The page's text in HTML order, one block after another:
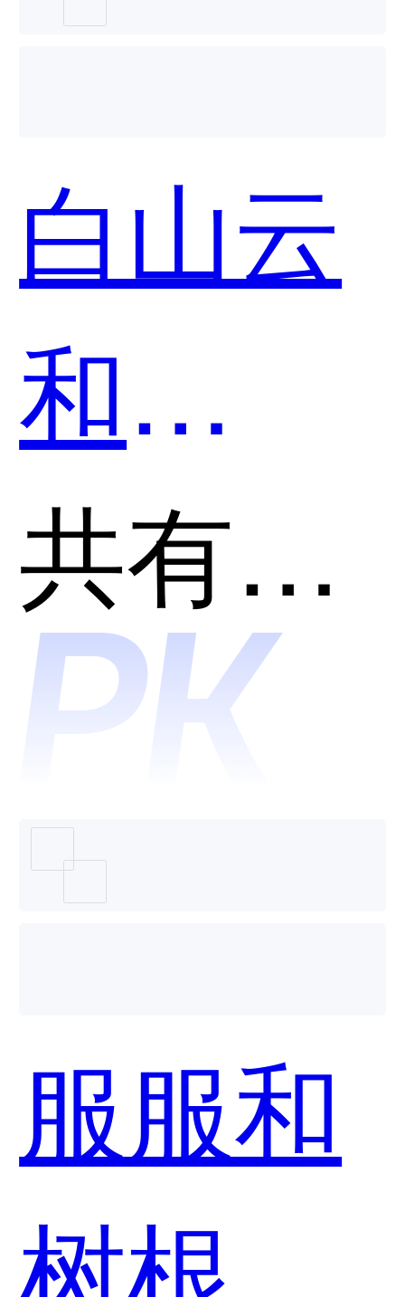
白山云
和
Akamai
哪个好
用？
共有分类：分发网络(CDN)
服服和
树根互